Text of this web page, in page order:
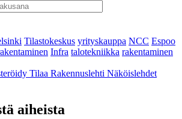
Tilastokeskus yrityskauppa NCC Espoo
Infra talotekniikka rakentaminen
Tilaa Rakennuslehti Näköislehdet
aiheista